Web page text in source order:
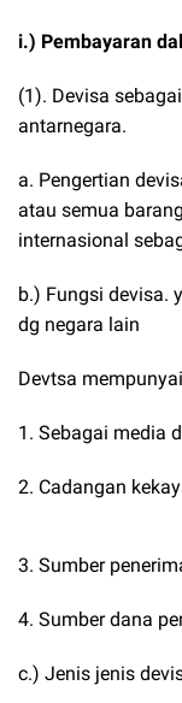
i.) Pembayaran
(1). Devisa
antarnegara.
a. Pengertian
atau semua
internasional
b.) Fungsi devisa.
dg negara lain
Devtsa
1. Sebagai media
2. Cadangan
3. Sumber
4. Sumber dana
c.) Jenis jenis